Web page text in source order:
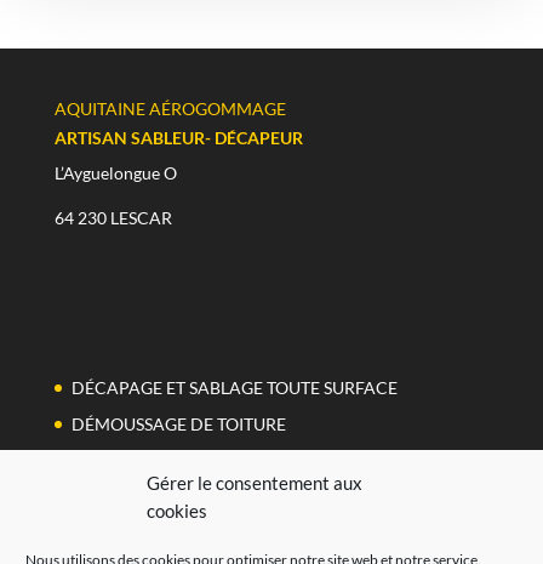
Gérer le consentement aux
cookies
Nous utilisons des cookies pour optimiser notre site web et notre service.
AQUITAINE AÉROGOMMAGE
ARTISAN SABLEUR- DÉCAPEUR
L’Ayguelongue O
64 230 LESCAR
DÉCAPAGE ET SABLAGE TOUTE SURFACE
DÉMOUSSAGE DE TOITURE
ONTACT